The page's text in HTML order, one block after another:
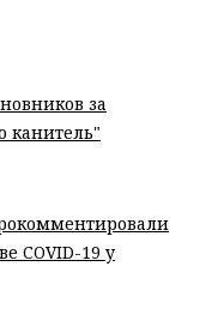
за
канитель"
COVID-19 у